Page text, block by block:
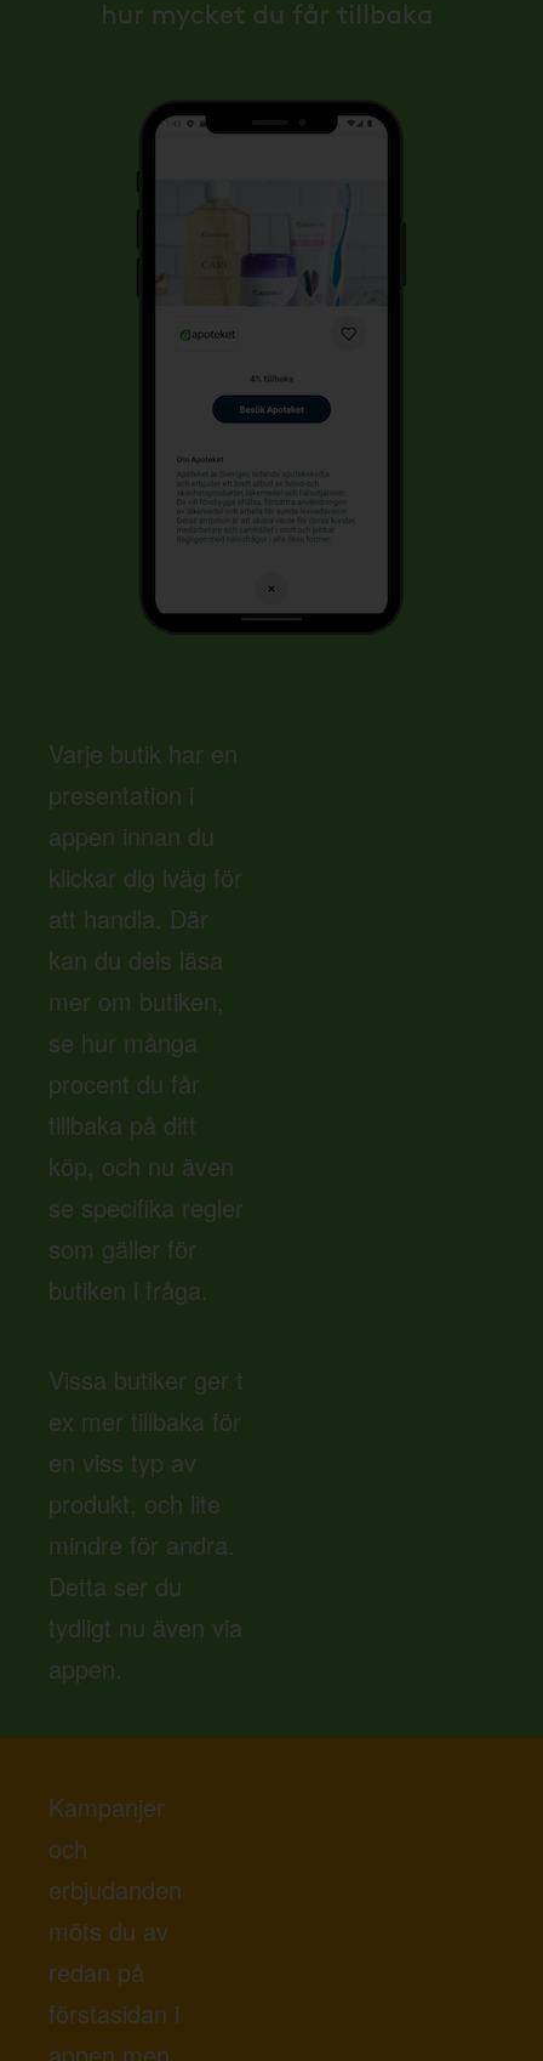
Varje butik har en
presentation i
appen innan du
klickar dig iväg för
att handla. Där
kan du dels läsa
mer om butiken,
se hur många
procent du får
tillbaka på ditt
köp, och nu även
se specifika regler
som gäller för
butiken i fråga.
Vissa butiker ger t
ex mer tillbaka för
en viss typ av
produkt, och lite
mindre för andra.
Detta ser du
tydligt nu även via
appen.
Kampanjer
och
erbjudanden
möts du av
redan på
förstasidan i